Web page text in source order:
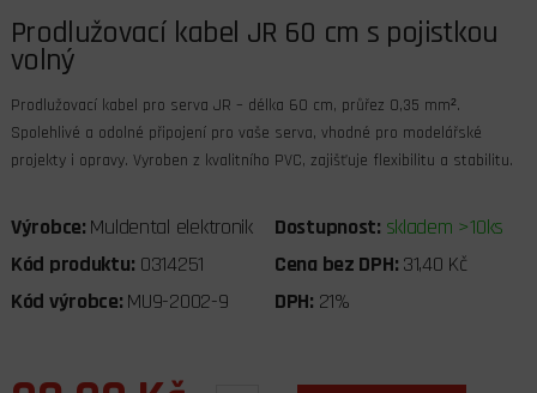
Prodlužovací kabel JR 60 cm s pojistkou
volný
Prodlužovací kabel pro serva JR – délka 60 cm, průřez 0,35 mm².
Spolehlivé a odolné připojení pro vaše serva, vhodné pro modelářské
projekty i opravy. Vyroben z kvalitního PVC, zajišťuje flexibilitu a stabilitu.
Výrobce: Muldental elektronik Dostupnost: skladem >10ks
Kód produktu: 0314251 Cena bez DPH: 31,40 Kč
Kód výrobce: MU9-2002-9 DPH: 21%